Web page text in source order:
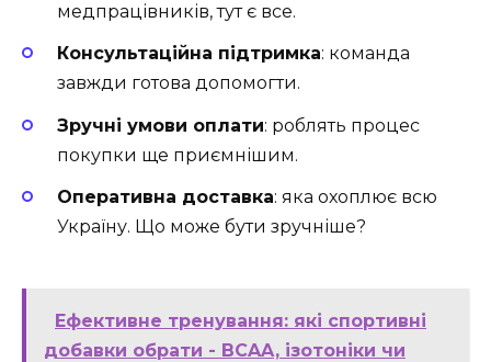
медпрацівників, тут є все.
Консультаційна підтримка: команда
завжди готова допомогти.
Зручні умови оплати: роблять процес
покупки ще приємнішим.
Оперативна доставка: яка охоплює всю
Україну. Що може бути зручніше?
Ефективне тренування: які спортивні
добавки обрати - BCAA, ізотоніки чи